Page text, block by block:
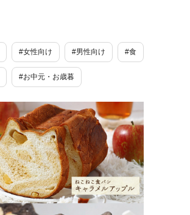
#女性向け #男性向け #食
#お中元・お歳暮